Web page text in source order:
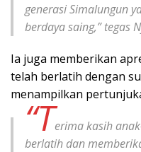
generasi Simalungun
berdaya saing,” tegas
Ia juga memberikan
telah berlatih dengan
menampilkan
“Terima kasih
berlatih dan